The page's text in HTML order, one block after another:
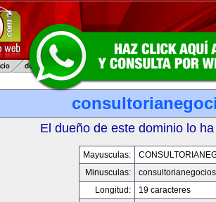
El dueño de este dominio lo
Mayusculas:
Minusculas:
Longitud:
19 caracteres